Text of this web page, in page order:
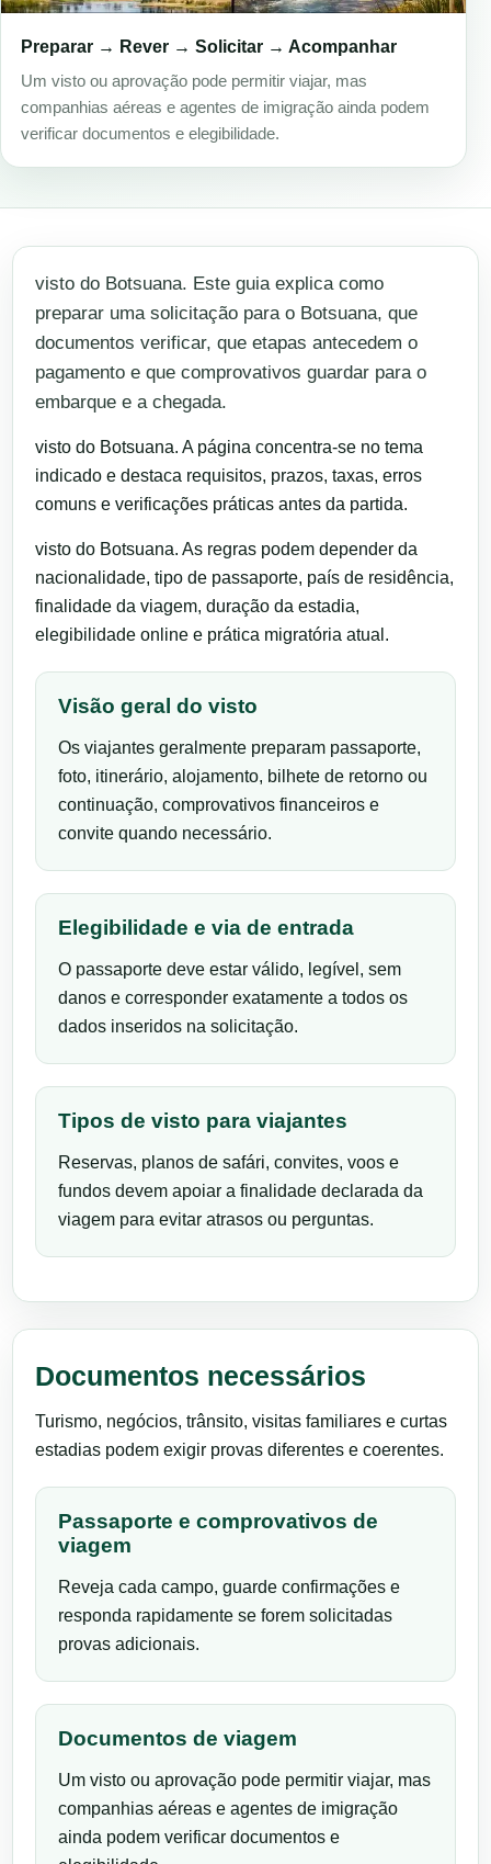
Preparar → Rever → Solicitar → Acompanhar
Um visto ou aprovação pode permitir viajar, mas
companhias aéreas e agentes de imigração ainda podem
verificar documentos e elegibilidade.
visto do Botsuana. Este guia explica como
preparar uma solicitação para o Botsuana, que
documentos verificar, que etapas antecedem o
pagamento e que comprovativos guardar para o
embarque e a chegada.
visto do Botsuana. A página concentra-se no tema
indicado e destaca requisitos, prazos, taxas, erros
comuns e verificações práticas antes da partida.
visto do Botsuana. As regras podem depender da
nacionalidade, tipo de passaporte, país de residência,
finalidade da viagem, duração da estadia,
elegibilidade online e prática migratória atual.
Visão geral do visto
Os viajantes geralmente preparam passaporte,
foto, itinerário, alojamento, bilhete de retorno ou
continuação, comprovativos financeiros e
convite quando necessário.
Elegibilidade e via de entrada
O passaporte deve estar válido, legível, sem
danos e corresponder exatamente a todos os
dados inseridos na solicitação.
Tipos de visto para viajantes
Reservas, planos de safári, convites, voos e
fundos devem apoiar a finalidade declarada da
viagem para evitar atrasos ou perguntas.
Documentos necessários
Turismo, negócios, trânsito, visitas familiares e curtas
estadias podem exigir provas diferentes e coerentes.
Passaporte e comprovativos de
viagem
Reveja cada campo, guarde confirmações e
responda rapidamente se forem solicitadas
provas adicionais.
Documentos de viagem
Um visto ou aprovação pode permitir viajar, mas
companhias aéreas e agentes de imigração
ainda podem verificar documentos e